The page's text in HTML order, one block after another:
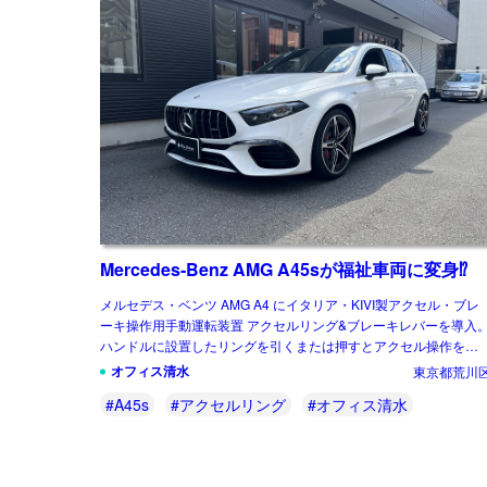
Mercedes-Benz AMG A45sが福祉車両に変身⁉
メルセデス・ベンツ AMG A4 にイタリア・KIVI製アクセル・ブレ
ーキ操作用手動運転装置 アクセルリング&ブレーキレバーを導入
ハンドルに設置したリングを引くまたは押すとアクセル操作を行
い、ハンドル横のレバ […]
オフィス清水 東京都荒川
#A45s #アクセルリング #オフィス清水